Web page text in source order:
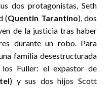
dos protagonistas, Seth
(Quentin Tarantino), dos
de la justicia tras haber
durante un robo. Para
familia desestructurada
los Fuller: el expastor de
) y sus dos hijos Scott